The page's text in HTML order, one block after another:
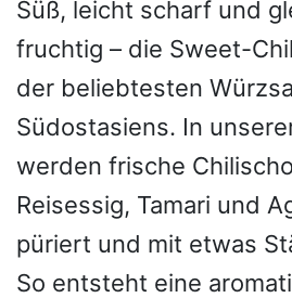
Süß, leicht scharf und
fruchtig – die Sweet-
der beliebtesten
Südostasiens. In
werden frische
Reisessig, Tamari und
püriert und mit etwas
So entsteht eine